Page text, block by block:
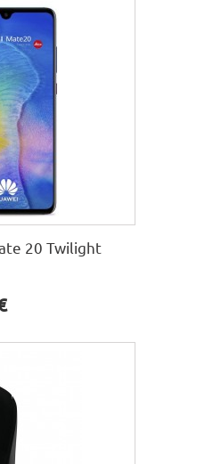
20 Twilight